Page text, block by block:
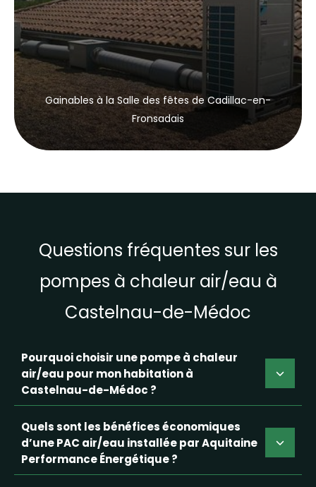
Gainables à la Salle des fêtes de Cadillac-en-
Fronsadais
Questions fréquentes sur les
pompes à chaleur air/eau à
Castelnau-de-Médoc
Pourquoi choisir une pompe à chaleur
air/eau pour mon habitation à
Castelnau-de-Médoc ?
Quels sont les bénéfices économiques
d’une PAC air/eau installée par Aquitaine
Performance Énergétique ?